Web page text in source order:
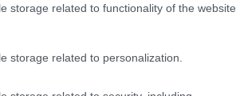
storage related to functionality of the website
storage related to personalization.